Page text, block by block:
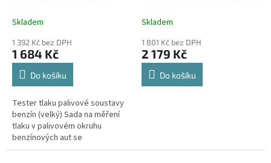
Skladem
1 392 Kč bez DPH
1 684 Kč
Do košíku
Tester tlaku palivové soustavy
benzín (velký) Sada na měření
tlaku v palivovém okruhu
benzínových aut se
vstřikováním Rozsah měření: 0 -
Skladem
1 801 Kč bez DPH
2 179 Kč
Do košíku